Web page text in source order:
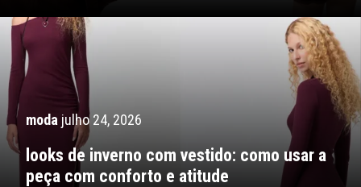
moda julho 24, 2026
looks de inverno com vestido: como usar a
peça com conforto e atitude